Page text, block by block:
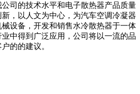
司的技术水平和电子散热器产品质量
，以人文为中心，为汽车空调冷凝器
设备，开发和销售水冷散热器于一体
中得到广泛应用，公司将以一流的品
的的建议。